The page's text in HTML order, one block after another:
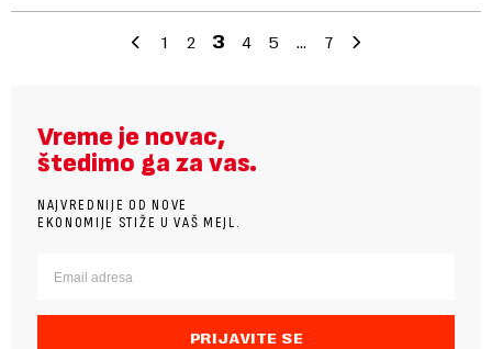
1 2 3 4 5 … 7
Vreme je novac,
štedimo ga za vas.
NAJVREDNIJE OD NOVE
EKONOMIJE STIŽE U VAŠ MEJL.
PRIJAVITE SE